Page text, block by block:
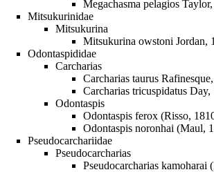
Megachasma pelagios
Mitsukurinidae
Mitsukurina
Mitsukurina owstoni Jordan,
Odontaspididae
Carcharias
Carcharias taurus
Carcharias tricuspidatus
Odontaspis
Odontaspis ferox (Risso,
Odontaspis noronhai (Maul,
Pseudocarchariidae
Pseudocarcharias
Pseudocarcharias